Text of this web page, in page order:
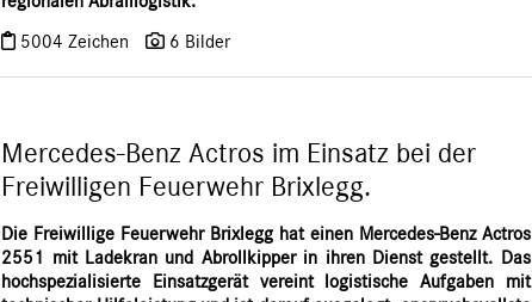
5004 Zeichen 6 Bilder
Mercedes-Benz Actros im Einsatz bei der
Freiwilligen Feuerwehr Brixlegg.
Die Freiwillige Feuerwehr Brixlegg hat einen Mercedes-Benz Actros
2551 mit Ladekran und Abrollkipper in ihren Dienst gestellt. Das
hochspezialisierte Einsatzgerät vereint logistische Aufgaben mit